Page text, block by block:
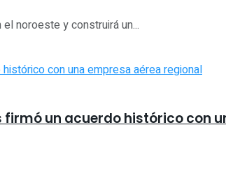
noroeste y construirá un...
un acuerdo histórico con